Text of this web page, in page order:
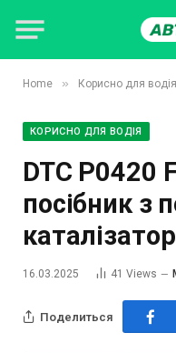
Home » Корисно для водія
КОРИСНО ДЛЯ ВОДІЯ
DTC P0420
посібник з
16.03.2025 41 Views
Поделиться